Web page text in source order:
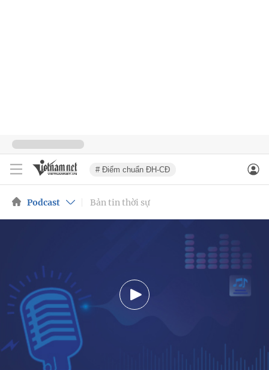
# Điểm chuẩn ĐH-CĐ
Podcast Bản tin thời sự